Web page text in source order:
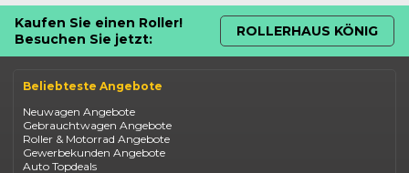
Kaufen Sie einen Roller!
Besuchen Sie jetzt:
ROLLERHAUS KÖNIG
Beliebteste Angebote
Neuwagen Angebote
Gebrauchtwagen Angebote
Roller & Motorrad Angebote
Gewerbekunden Angebote
Auto Topdeals